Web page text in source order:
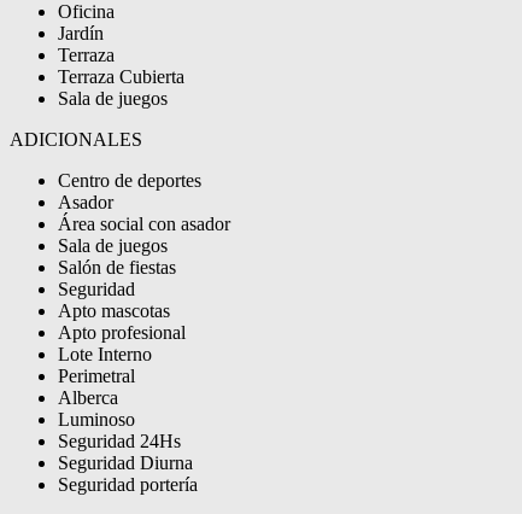
Oficina
Jardín
Terraza
Terraza Cubierta
Sala de juegos
ADICIONALES
Centro de deportes
Asador
Área social con asador
Sala de juegos
Salón de fiestas
Seguridad
Apto mascotas
Apto profesional
Lote Interno
Perimetral
Alberca
Luminoso
Seguridad 24Hs
Seguridad Diurna
Seguridad portería